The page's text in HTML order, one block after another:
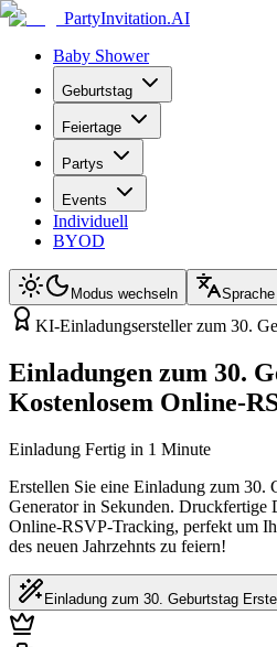
PartyInvitation.AI
Baby Shower
Geburtstag
Feiertage
Partys
Events
Individuell
BYOD
Modus wechseln
KI-Einladungsersteller zum 30.
Einladungen zum 30.
Kostenlosem Online-
Einladung Fertig in 1 Minute
Erstellen Sie eine Einladung zum 30.
Generator in Sekunden. Druckfertige
Online-RSVP-Tracking, perfekt um
des neuen Jahrzehnts zu feiern!
Einladung zum 30. Geburtstag